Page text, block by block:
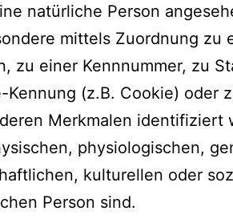
natürliche Person
mittels Zuordnung zu
zu einer Kennnummer, zu
Kennung (z.B. Cookie) oder
Merkmalen identifiziert
physiologischen,
kulturellen oder
Person sind.